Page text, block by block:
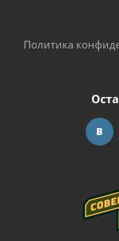
Политика